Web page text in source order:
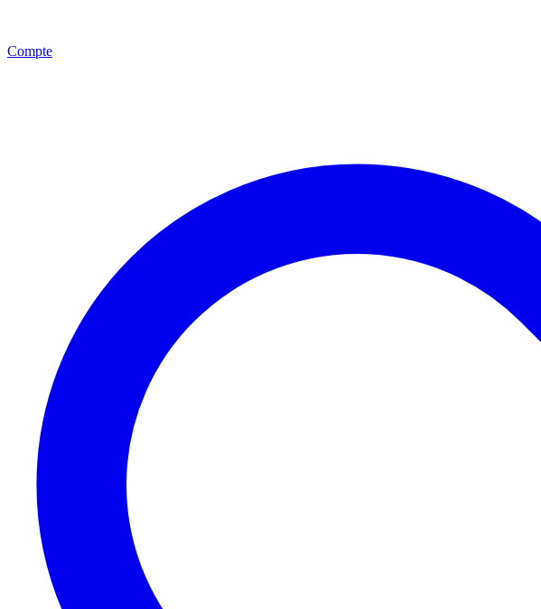
Compte